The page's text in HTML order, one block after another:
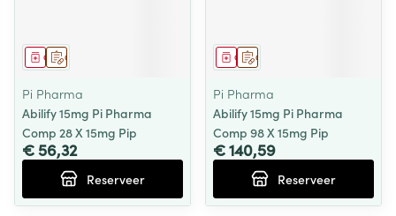
Op voorschrift
Geneesmiddel
Pi Pharma
Abilify 15mg Pi Pharma
Comp 28 X 15mg Pip
€ 56,32
Reserveer
Op voorschrift
Geneesmiddel
Pi Pharma
Abilify 15mg Pi Pharma
Comp 98 X 15mg Pip
€ 140,59
Reserveer